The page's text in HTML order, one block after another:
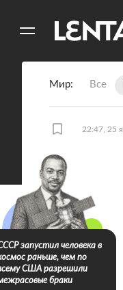
Мир Все
22:47, 25
запустил человека в
раньше, чем по
США разрешили
браки